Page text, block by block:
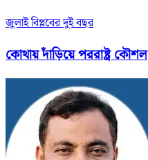
জুলাই বিপ্লবের দুই বছর
কোথায় দাঁড়িয়ে পররাষ্ট্র কৌশল